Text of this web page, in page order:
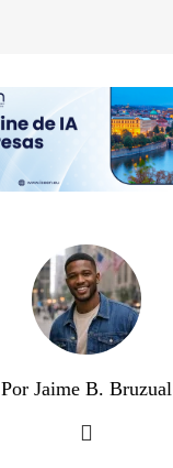
Por Jaime B. Bruzual